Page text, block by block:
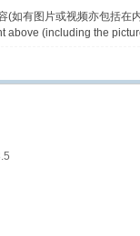
(如有图片或视频亦包括在
above (including the